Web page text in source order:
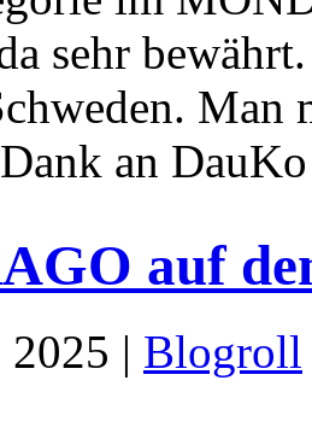
sehr
Man
an
auf
| Blogroll